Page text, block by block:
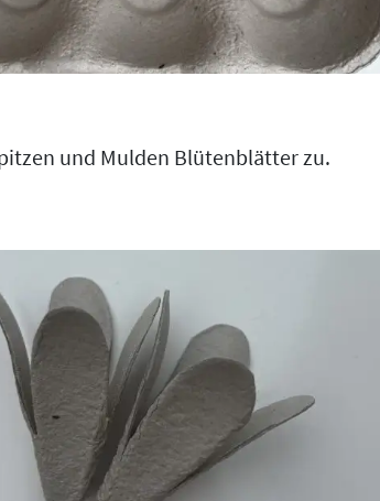
und Mulden Blütenblätter zu.